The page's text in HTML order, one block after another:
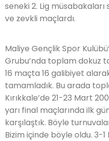
seneki 2. Lig
ve zevkli maçlardı.
Maliye Gençlik Spor
Grubu’nda toplam dokuz
16 maçta 16 galibiyet
tamamladık. Bu arada
Kırıkkale’de 21-23 Mart
yarı final maçlarında ilk
karşılaştık. Böyle
Bizim içinde böyle oldu. 3-1